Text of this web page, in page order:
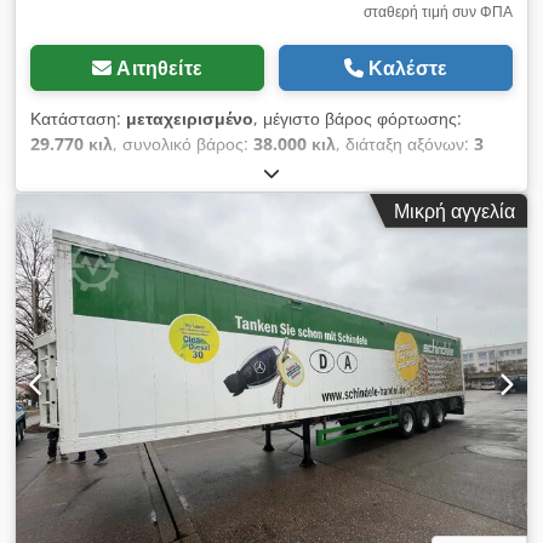
προσφέρουμε ένα ολοκληρωμένο πακέτο χωρίς έγνοιες: 1.
Πακέτο αγοράς: Αγορά εμπορευμάτων, εξοπλισμού &
ολόκληρων αποθεμάτων, συμπεριλαμβανομένης της πλήρους
δημοπρασιών για λογαριασμό πελατών. Οι πλήρεις υπηρεσίες
μας παρέχονται από δικούς μας υπαλλήλους:
καταλογοποίηση, προετοιμασία γραφείου, επιθεώρηση,
παράδοση εμπορευμάτων, εφοδιαστική, αποσυναρμολόγηση
και πλήρης εκκαθάριση. Είτε σας προσέλκυσαν τα βαριά ράφια
μας, είτε αναζητάτε ένα γαλβανισμένο βαρέως τύπου ράφι /
σύστημα ραφιών βαρέως τύπου, εγγυόμαστε τις καλύτερες
τιμές. Επικοινωνήστε μαζί μας για μια μη δεσμευτική
προσφορά!
σταθερή τιμή συν ΦΠΑ
Αιτηθείτε Καλέστε
Κατάσταση: μεταχειρισμένο, μέγιστο βάρος φόρτωσης:
29.770 κιλ, συνολικό βάρος: 38.000 κιλ, διάταξη αξόνων: 3
06/2024
έλεγχος (TÜV):06/2026, μήκος χώρου φόρτωσης:11.560 χιλ.,
πλάτος χώρου φόρτωσης:
, ύψος χώρου φόρτωσης:
2.445 χιλ., όγκος χώρου φόρτωσης:
2.550 χιλ., συνολικό ύψος:
2024 , Εξοπλισμός:
, H&W (Vreden) AGRAR -
Ρυχοκινούμενο δάπεδο 70 κυβικών μέτρων, πλήρως
εξοπλισμένο Πρώτη άδεια κυκλοφορίας 06/2024 Διανυθείσα
απόσταση 77.648 χλμ. Διαστάσεις (Μ x Π x Υ) 11.560 x 2.480
x 2.360/2.566 χιλ. (κωνικό σχήμα) Ύψος σέλας 1.250 έως
1.300 χιλ. Dcsdpfx Ajzmqmrsiwok Συνολικό ύψος 3.900 χιλ.
Άξονες SAF "Off-Road" με μεγάλους δισκόφρενα 430 χιλ.
Σύστημα φρένων τροχού EBS της WABCO με πρόγραμμα
σταθεροποίησης RSS Πλαίσιο από λεπτόκοκκο χάλυβα,
γαλβανισμένο Υποχρεωτική διεύθυνση στον 1ο και 3ο άξονα,
Μικρή αγγελία